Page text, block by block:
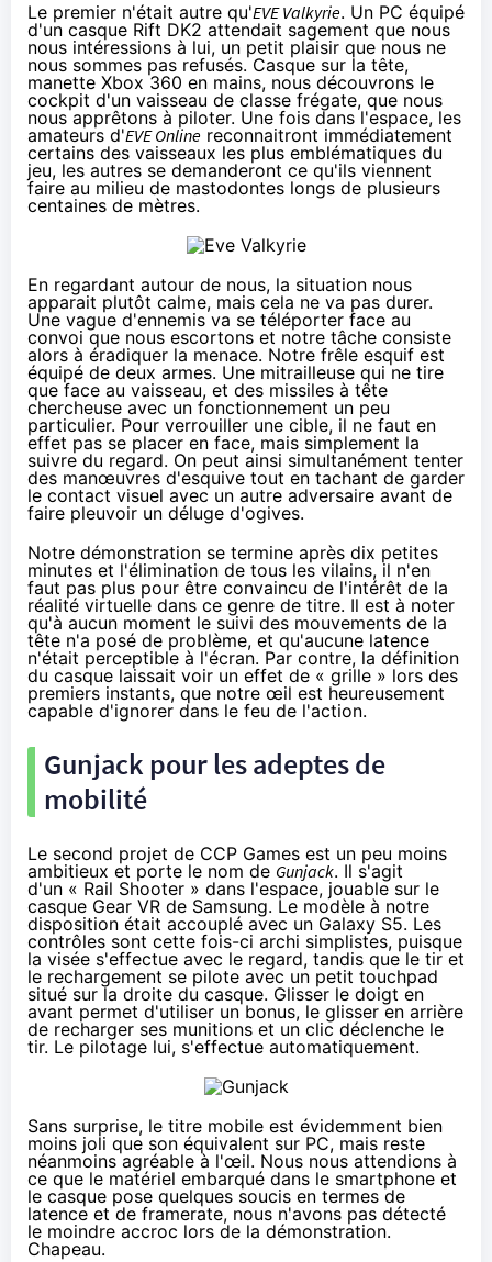
Le premier n'était autre qu'EVE Valkyrie. Un PC équipé
d'un casque Rift DK2 attendait sagement que nous
nous intéressions à lui, un petit plaisir que nous ne
nous sommes pas refusés. Casque sur la tête,
manette Xbox 360 en mains, nous découvrons le
cockpit d'un vaisseau de classe frégate, que nous
nous apprêtons à piloter. Une fois dans l'espace, les
amateurs d'EVE Online reconnaitront immédiatement
certains des vaisseaux les plus emblématiques du
jeu, les autres se demanderont ce qu'ils viennent
faire au milieu de mastodontes longs de plusieurs
centaines de mètres.
En regardant autour de nous, la situation nous
apparait plutôt calme, mais cela ne va pas durer.
Une vague d'ennemis va se téléporter face au
convoi que nous escortons et notre tâche consiste
alors à éradiquer la menace. Notre frêle esquif est
équipé de deux armes. Une mitrailleuse qui ne tire
que face au vaisseau, et des missiles à tête
chercheuse avec un fonctionnement un peu
particulier. Pour verrouiller une cible, il ne faut en
effet pas se placer en face, mais simplement la
suivre du regard. On peut ainsi simultanément tenter
des manœuvres d'esquive tout en tachant de garder
le contact visuel avec un autre adversaire avant de
faire pleuvoir un déluge d'ogives.
Notre démonstration se termine après dix petites
minutes et l'élimination de tous les vilains, il n'en
faut pas plus pour être convaincu de l'intérêt de la
réalité virtuelle dans ce genre de titre. Il est à noter
qu'à aucun moment le suivi des mouvements de la
tête n'a posé de problème, et qu'aucune latence
n'était perceptible à l'écran. Par contre, la définition
du casque laissait voir un effet de « grille » lors des
premiers instants, que notre œil est heureusement
capable d'ignorer dans le feu de l'action.
Gunjack pour les adeptes de
mobilité
Le second projet de CCP Games est un peu moins
ambitieux et porte le nom de Gunjack. Il s'agit
d'un « Rail Shooter » dans l'espace, jouable sur le
casque Gear VR de Samsung. Le modèle à notre
disposition était accouplé avec un Galaxy S5. Les
contrôles sont cette fois-ci archi simplistes, puisque
la visée s'effectue avec le regard, tandis que le tir et
le rechargement se pilote avec un petit touchpad
situé sur la droite du casque. Glisser le doigt en
avant permet d'utiliser un bonus, le glisser en arrière
de recharger ses munitions et un clic déclenche le
tir. Le pilotage lui, s'effectue automatiquement.
Sans surprise, le titre mobile est évidemment bien
moins joli que son équivalent sur PC, mais reste
néanmoins agréable à l'œil. Nous nous attendions à
ce que le matériel embarqué dans le smartphone et
le casque pose quelques soucis en termes de
latence et de framerate, nous n'avons pas détecté
le moindre accroc lors de la démonstration.
Chapeau.